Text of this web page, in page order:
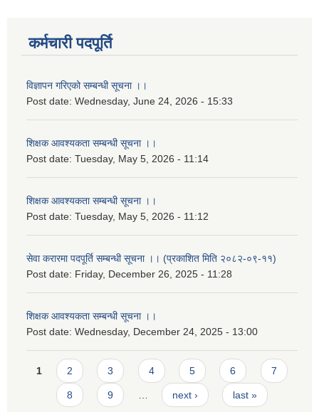
कर्मचारी पदपूर्ति
विज्ञापन गरिएको सम्बन्धी सूचना ।।
Post date: Wednesday, June 24, 2026 - 15:33
शिक्षक आवश्यकता सम्बन्धी सूचना ।।
Post date: Tuesday, May 5, 2026 - 11:14
शिक्षक आवश्यकता सम्बन्धी सूचना ।।
Post date: Tuesday, May 5, 2026 - 11:12
सेवा करारमा पदपूर्ति सम्बन्धी सूचना ।। (प्रकाशित मिति २०८२-०९-११)
Post date: Friday, December 26, 2025 - 11:28
शिक्षक आवश्यकता सम्बन्धी सूचना ।।
Post date: Wednesday, December 24, 2025 - 13:00
Pages
1 2 3 4 5 6 7
8 9 next › last »